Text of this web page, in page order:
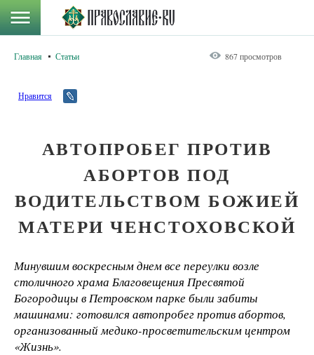
Главная Статьи 867 просмотров
Нравится
АВТОПРОБЕГ ПРОТИВ
АБОРТОВ ПОД
ВОДИТЕЛЬСТВОМ БОЖИЕЙ
МАТЕРИ ЧЕНСТОХОВСКОЙ
Минувшим воскресным днем все переулки возле
столичного храма Благовещения Пресвятой
Богородицы в Петровском парке были забиты
машинами: готовился автопробег против абортов,
организованный медико-просветительским центром
«Жизнь».